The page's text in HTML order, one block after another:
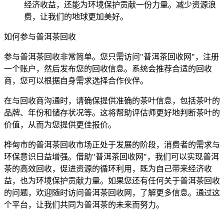
经济收益，还能为环境保护贡献一份力量。减少资源浪
费，让我们的地球更加美好。
如何参与普洱茶回收
参与普洱茶回收非常简单。您只需访问"普洱茶回收网"，注册
一个账户，然后发布您的回收信息。系统会推荐合适的回收
商，您可以根据自身需求选择合作伙伴。
在与回收商沟通时，请确保提供准确的茶叶信息，包括茶叶的
品牌、年份和储存状况等。这将帮助评估师更好地判断茶叶的
价值，从而为您提供更佳报价。
桦甸市的普洱茶回收市场正处于发展的阶段，消费者的需求与
环保意识日益增强。借助"普洱茶回收网"，我们可以实现普洱
茶的高效回收，促进资源的循环利用，既为自己带来经济收
益，也为环境保护贡献力量。如果您还有任何关于普洱茶回收
的问题，欢迎随时访问普洱茶回收网，了解更多信息。通过这
个平台，让我们共同为普洱茶的未来而努力。